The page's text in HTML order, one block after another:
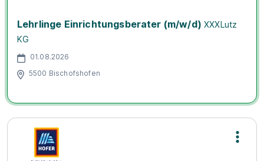
Lehrlinge Einrichtungsberater (m/w/d) XXXLutz
KG
01.08.2026
5500 Bischofshofen